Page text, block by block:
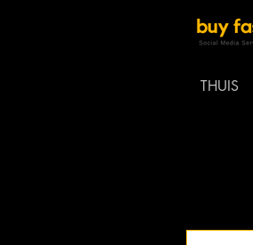
THUIS